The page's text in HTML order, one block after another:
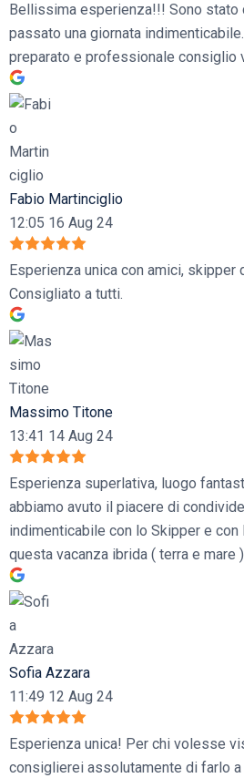
Bellissima esperienza!!! Sono stato
passato una giornata
preparato e professionale consiglio
Fabio Martinciglio
12:05 16 Aug 24
Esperienza unica con amici,
Consigliato a tutti.
Massimo Titone
13:41 14 Aug 24
Esperienza superlativa, luogo
abbiamo avuto il piacere di
indimenticabile con lo Skipper e con
questa vacanza ibrida ( terra e mare )
Sofia Azzara
11:49 12 Aug 24
Esperienza unica! Per chi volesse
consiglierei assolutamente di farlo